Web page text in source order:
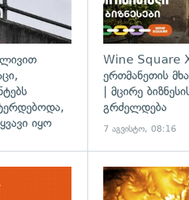
იყო
Wine Square
ერთმანეთის
| მცირე
გრძელდება
7 აგვისტო, 08:16